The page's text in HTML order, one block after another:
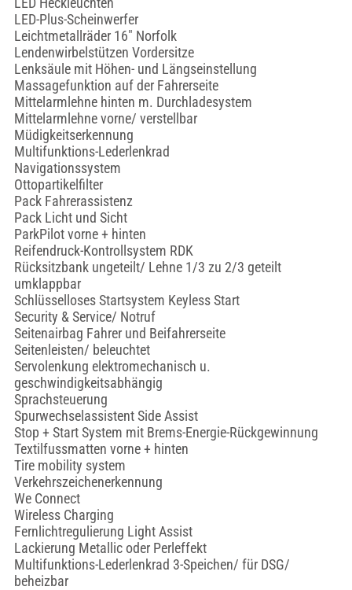
LED-Plus-Scheinwerfer
Leichtmetallräder 16" Norfolk
Lendenwirbelstützen Vordersitze
Lenksäule mit Höhen- und Längseinstellung
Massagefunktion auf der Fahrerseite
Mittelarmlehne hinten m. Durchladesystem
Mittelarmlehne vorne/ verstellbar
Müdigkeitserkennung
Multifunktions-Lederlenkrad
Navigationssystem
Ottopartikelfilter
Pack Fahrerassistenz
Pack Licht und Sicht
ParkPilot vorne + hinten
Reifendruck-Kontrollsystem RDK
Rücksitzbank ungeteilt/ Lehne 1/3 zu 2/3 geteilt
umklappbar
Schlüsselloses Startsystem Keyless Start
Security & Service/ Notruf
Seitenairbag Fahrer und Beifahrerseite
Seitenleisten/ beleuchtet
Servolenkung elektromechanisch u.
geschwindigkeitsabhängig
Sprachsteuerung
Spurwechselassistent Side Assist
Stop + Start System mit Brems-Energie-Rückgewinnung
Textilfussmatten vorne + hinten
Tire mobility system
Verkehrszeichenerkennung
We Connect
Wireless Charging
Fernlichtregulierung Light Assist
Lackierung Metallic oder Perleffekt
Multifunktions-Lederlenkrad 3-Speichen/ für DSG/
beheizbar